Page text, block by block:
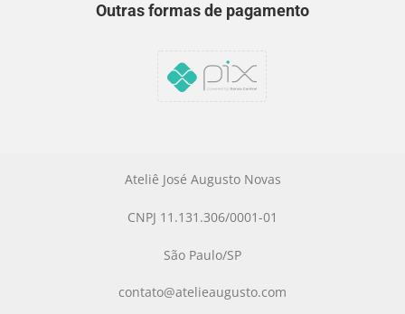
Outras formas de pagamento
Ateliê José Augusto Novas
CNPJ 11.131.306/0001-01
São Paulo/SP
contato@atelieaugusto.com